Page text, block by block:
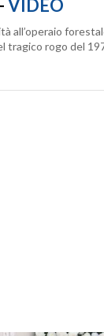
VIDEO
all’operaio
tragico rogo del